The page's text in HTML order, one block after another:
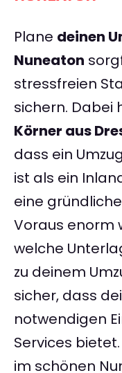
Plane deinen
Nuneaton
stressfreien
sichern. Dabei
Körner aus
dass ein
ist als ein
eine
Voraus enorm
welche
zu deinem
sicher, dass
notwendigen
Services
im schönen